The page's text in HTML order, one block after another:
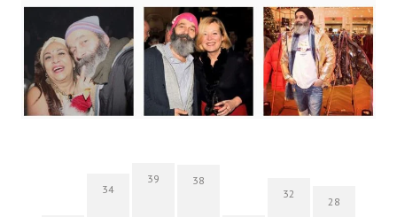
34
39 38
32
28